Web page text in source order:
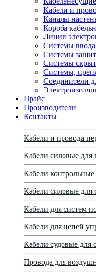
Кабели и
Каналы
Короба
Линии
Системы ввода
Системы
Системы
Системы,
Соединители
Прайс
Производители
Контакты
Кабели и провода
Кабели силовые для
Кабели контрольные
Кабели силовые для
Кабели для систем
Кабели для цепей
Кабели судовые для
Провода для